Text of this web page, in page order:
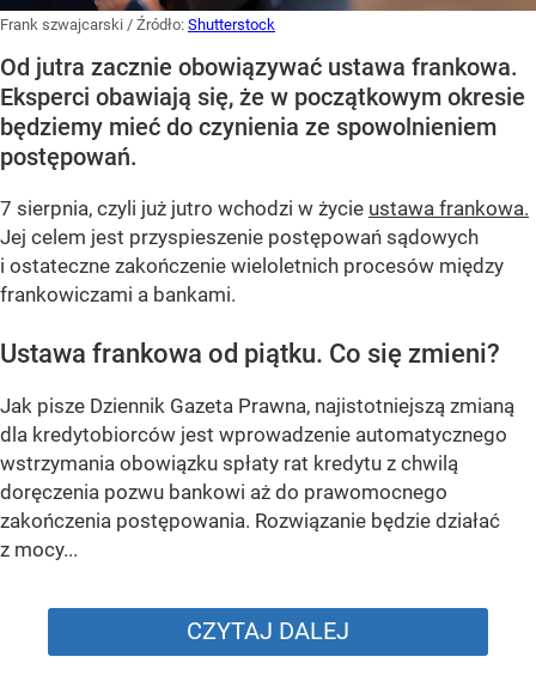
Frank szwajcarski / Źródło: Shutterstock
Od jutra zacznie obowiązywać ustawa frankowa.
Eksperci obawiają się, że w początkowym okresie
będziemy mieć do czynienia ze spowolnieniem
postępowań.
7 sierpnia, czyli już jutro wchodzi w życie ustawa frankowa.
Jej celem jest przyspieszenie postępowań sądowych
i ostateczne zakończenie wieloletnich procesów między
frankowiczami a bankami.
Ustawa frankowa od piątku. Co się zmieni?
Jak pisze Dziennik Gazeta Prawna, najistotniejszą zmianą
dla kredytobiorców jest wprowadzenie automatycznego
wstrzymania obowiązku spłaty rat kredytu z chwilą
doręczenia pozwu bankowi aż do prawomocnego
zakończenia postępowania. Rozwiązanie będzie działać
z mocy...
CZYTAJ DALEJ